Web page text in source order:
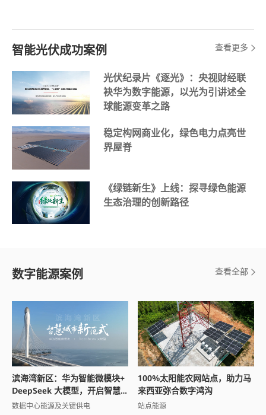
智能光伏成功案例 查看更多
光伏纪录片《逐光》：央视财经联
袂华为数字能源，以光为引讲述全
球能源变革之路
稳定构网商业化，绿色电力点亮世
界屋脊
《绿链新生》上线：探寻绿色能源
生态治理的创新路径
数字能源案例 查看全部
滨海湾新区：华为智能微模块+
DeepSeek 大模型，开启智慧
城市新范式
数据中心能源及关键供电
100%太阳能农网站点，助力马
来西亚弥合数字鸿沟
站点能源